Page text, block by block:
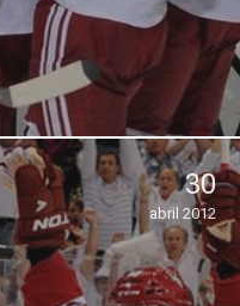
30
abril 2012